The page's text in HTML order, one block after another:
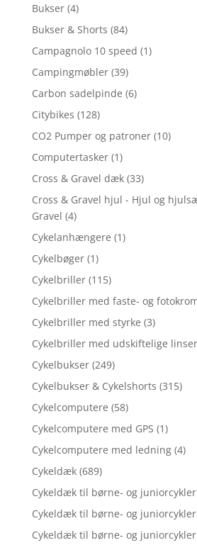
Bukser (4)
Bukser & Shorts (84)
Campagnolo 10 speed (1)
Campingmøbler (39)
Carbon sadelpinde (6)
Citybikes (128)
CO2 Pumper og patroner (10)
Computertasker (1)
Cross & Gravel dæk (33)
Cross & Gravel hjul - Hjul og
Gravel (4)
Cykelanhængere (1)
Cykelbøger (1)
Cykelbriller (115)
Cykelbriller med faste- og
Cykelbriller med styrke (3)
Cykelbriller med udskiftelige linser
Cykelbukser (249)
Cykelbukser & Cykelshorts (315)
Cykelcomputere (58)
Cykelcomputere med GPS (1)
Cykelcomputere med ledning (4)
Cykeldæk (689)
Cykeldæk til børne- og
Cykeldæk til børne- og
Cykeldæk til børne- og